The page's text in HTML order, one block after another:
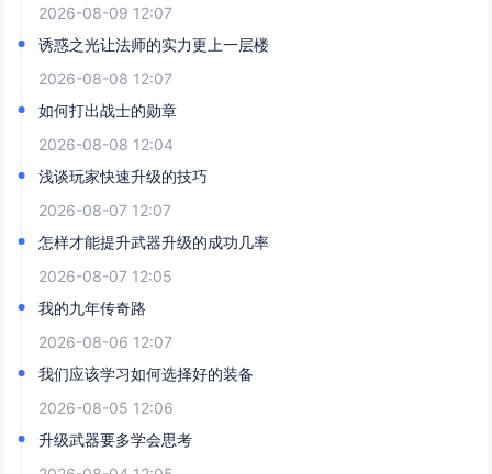
2026-08-09 12:07
诱惑之光让法师的实力更上一层楼
2026-08-08 12:07
如何打出战士的勋章
2026-08-08 12:04
浅谈玩家快速升级的技巧
2026-08-07 12:07
怎样才能提升武器升级的成功几率
2026-08-07 12:05
我的九年传奇路
2026-08-06 12:07
我们应该学习如何选择好的装备
2026-08-05 12:06
升级武器要多学会思考